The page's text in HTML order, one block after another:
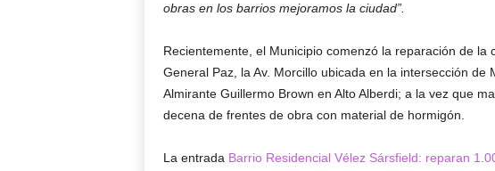
obras en los barrios mejoramos la ciudad”.
Recientemente, el Municipio comenzó la reparación de
General Paz, la Av. Morcillo ubicada en la intersección de
Almirante Guillermo Brown en Alto Alberdi; a la vez que
decena de frentes de obra con material de hormigón.
La entrada Barrio Residencial Vélez Sársfield: reparan